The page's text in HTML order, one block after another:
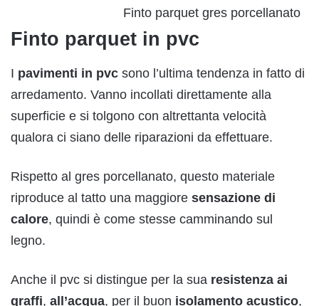
Finto parquet gres porcellanato
Finto parquet in pvc
I pavimenti in pvc sono l’ultima tendenza in fatto di
arredamento. Vanno incollati direttamente alla
superficie e si tolgono con altrettanta velocità
qualora ci siano delle riparazioni da effettuare.
Rispetto al gres porcellanato, questo materiale
riproduce al tatto una maggiore sensazione di
calore, quindi è come stesse camminando sul
legno.
Anche il pvc si distingue per la sua resistenza ai
graffi, all’acqua, per il buon isolamento acustico,